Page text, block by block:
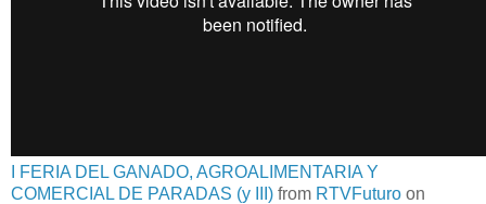
I FERIA DEL GANADO, AGROALIMENTARIA Y
COMERCIAL DE PARADAS (y III) from RTVFuturo on